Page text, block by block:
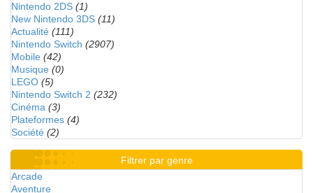
Nintendo 2DS (1)
New Nintendo 3DS (11)
Actualité (111)
Nintendo Switch (2907)
Mobile (42)
Musique (0)
LEGO (5)
Nintendo Switch 2 (232)
Cinéma (3)
Plateformes (4)
Société (2)
Filtrer par genre
Arcade
Aventure